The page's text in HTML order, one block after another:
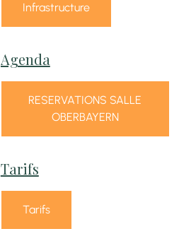
Infrastructure
Agenda
RESERVATIONS SALLE
OBERBAYERN
Tarifs
Tarifs